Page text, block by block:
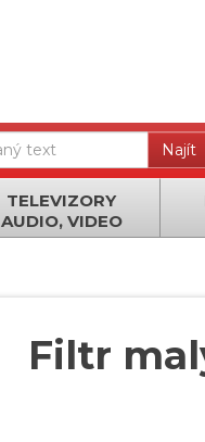
Najít
TELEVIZORY
AUDIO, VIDEO
Filtr